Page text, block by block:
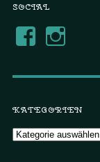
SOCIAL
KATEGORIEN